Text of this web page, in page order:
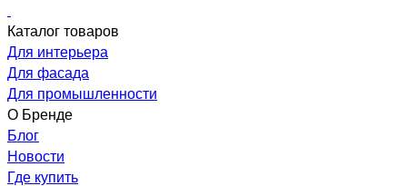
Каталог товаров
Для интерьера
Для фасада
Для промышленности
О Бренде
Блог
Новости
Где купить